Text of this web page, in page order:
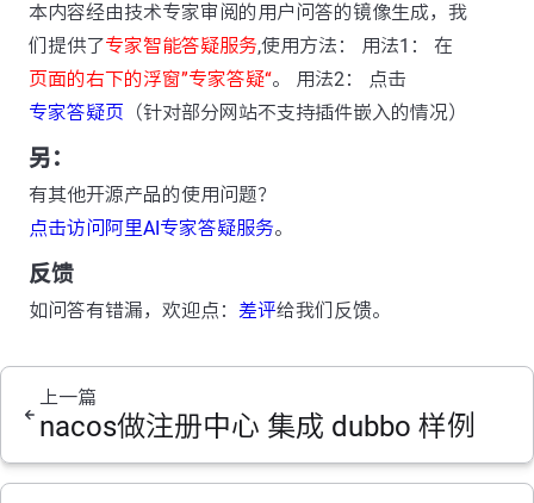
本内容经由技术专家审阅的用户问答的镜像生成，我
们提供了专家智能答疑服务,使用方法： 用法1： 在
页面的右下的浮窗”专家答疑“。 用法2： 点击
专家答疑页 （针对部分网站不支持插件嵌入的情况）
另：
有其他开源产品的使用问题？
点击访问阿里AI专家答疑服务。
反馈
如问答有错漏，欢迎点： 差评给我们反馈。
上一篇
nacos做注册中心 集成 dubbo 样例